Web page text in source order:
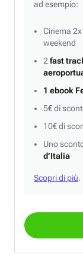
ad esempio:
Cinema
weekend
2 fast
1 ebook
5€ di
10€ di
Uno
d’Italia
Scopri di più.